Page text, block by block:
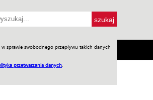
sprawie swobodnego przepływu takich danych
przetwarzania danych
Praca w WIW